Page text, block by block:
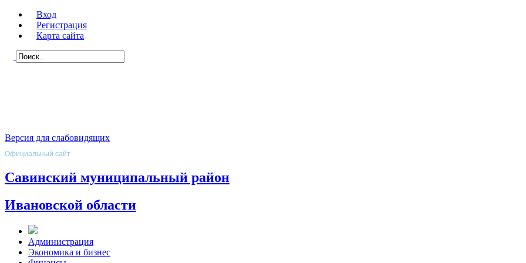
Вход
Регистрация
Карта сайта
Версия для слабовидящих
Официальный сайт
Савинский муниципальный район
Ивановской области
Администрация
Экономика и бизнес